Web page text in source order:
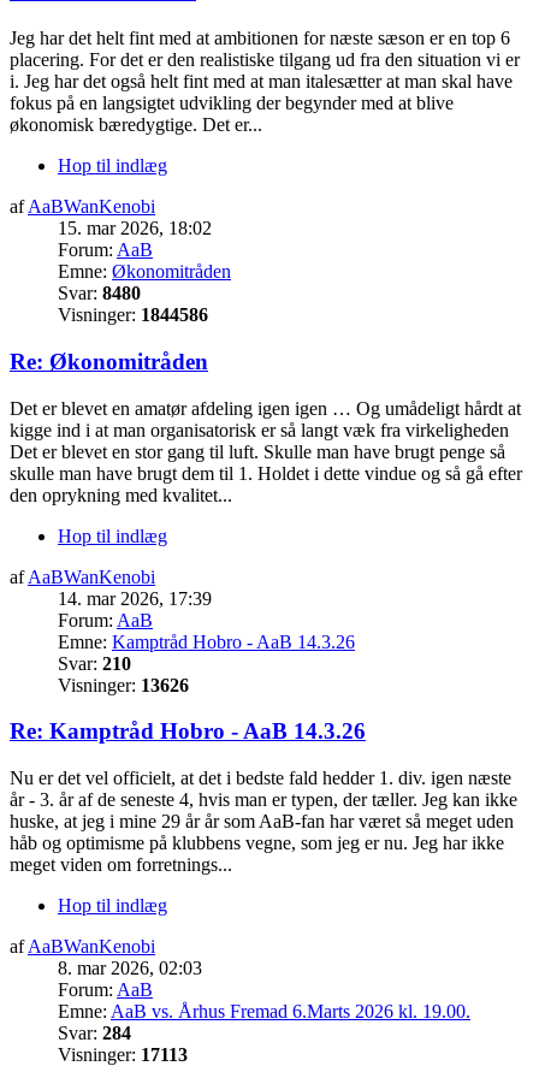
Jeg har det helt fint med at ambitionen for næste sæson er en top 6
placering. For det er den realistiske tilgang ud fra den situation vi er
i. Jeg har det også helt fint med at man italesætter at man skal have
fokus på en langsigtet udvikling der begynder med at blive
økonomisk bæredygtige. Det er...
Hop til indlæg
afAaBWanKenobi
15. mar 2026, 18:02
Forum: AaB
Emne: Økonomitråden
Svar: 8480
Visninger: 1844586
Re: Økonomitråden
Det er blevet en amatør afdeling igen igen … Og umådeligt hårdt at
kigge ind i at man organisatorisk er så langt væk fra virkeligheden
Det er blevet en stor gang til luft. Skulle man have brugt penge så
skulle man have brugt dem til 1. Holdet i dette vindue og så gå efter
den oprykning med kvalitet...
Hop til indlæg
afAaBWanKenobi
14. mar 2026, 17:39
Forum: AaB
Emne: Kamptråd Hobro - AaB 14.3.26
Svar: 210
Visninger: 13626
Re: Kamptråd Hobro - AaB 14.3.26
Nu er det vel officielt, at det i bedste fald hedder 1. div. igen næste
år - 3. år af de seneste 4, hvis man er typen, der tæller. Jeg kan ikke
huske, at jeg i mine 29 år år som AaB-fan har været så meget uden
håb og optimisme på klubbens vegne, som jeg er nu. Jeg har ikke
meget viden om forretnings...
Hop til indlæg
afAaBWanKenobi
8. mar 2026, 02:03
Forum: AaB
Emne: AaB vs. Århus Fremad 6.Marts 2026 kl. 19.00.
Svar: 284
Visninger: 17113